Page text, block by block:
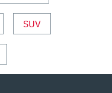
SUV